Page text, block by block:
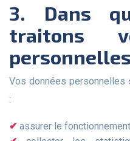
3. Dans quel but nous
traitons
personnelles
Vos données personnelles sont traitées aux fins suivantes
:
assurer le